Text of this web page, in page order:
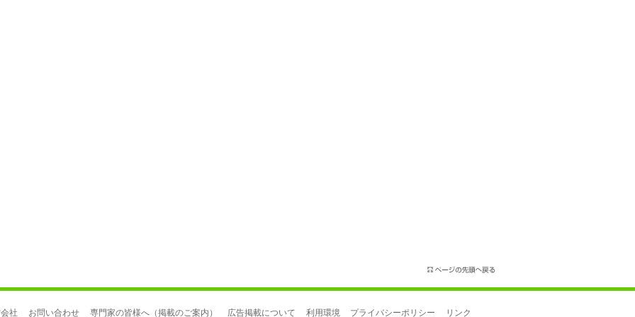
社 お問い合わせ 専門家の皆様へ（掲載のご案内） 広告掲載について 利用環境 プライバシーポリシー リンク